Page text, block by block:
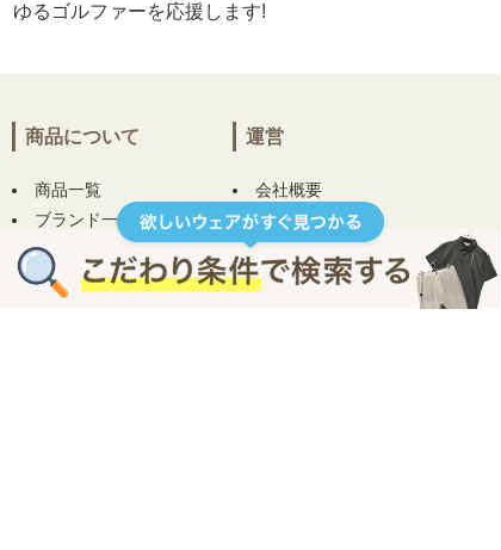
ゆるゴルファーを応援します!
商品について
商品一覧
ブランド一覧
お気に入り一覧
ログイン
運営
会社概要
店舗ページ
はじめてのお客様へ
お問い合わせ